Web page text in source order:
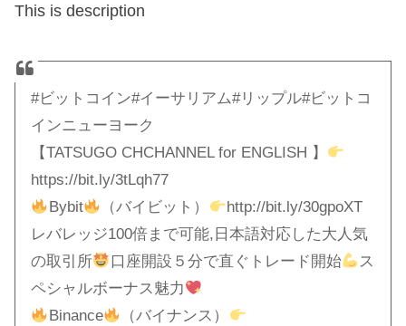
This is description
#ビットコイン#イーサリアム#リップル#ビットコ
インニューヨーク
【TATSUGO CHCHANNEL for ENGLISH 】
https://bit.ly/3tLqh77
Bybit
（バイビット）
http://bit.ly/30gpoXT
レバレッジ100倍まで可能,日本語対応した大人気
の取引所
口座開設５分で直ぐトレード開始
ス
ペシャルボーナス魅力
Binance
（バイナンス）